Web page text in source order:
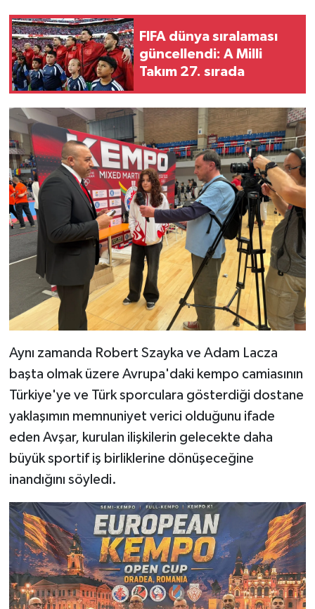
FIFA dünya sıralaması
güncellendi: A Milli
Takım 27. sırada
Aynı zamanda Robert Szayka ve Adam Lacza
başta olmak üzere Avrupa'daki kempo camiasının
Türkiye'ye ve Türk sporculara gösterdiği dostane
yaklaşımın memnuniyet verici olduğunu ifade
eden Avşar, kurulan ilişkilerin gelecekte daha
büyük sportif iş birliklerine dönüşeceğine
inandığını söyledi.